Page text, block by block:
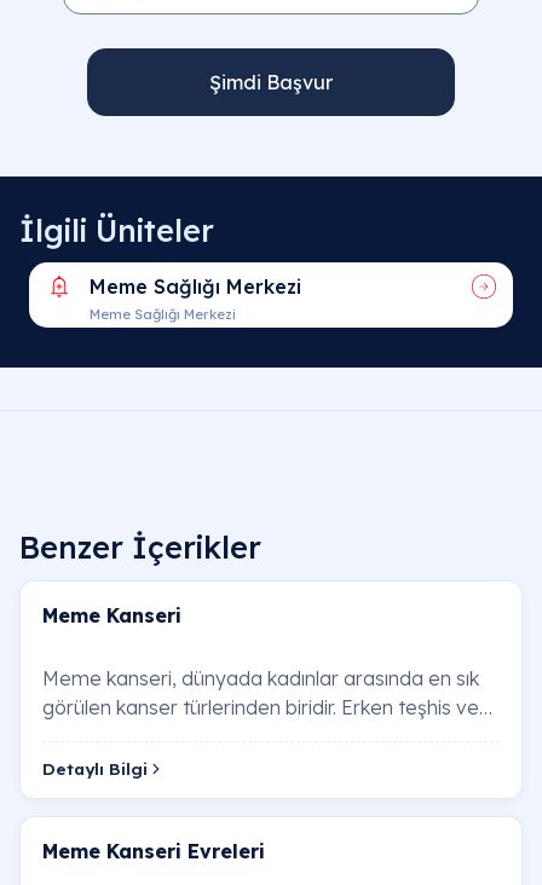
Şimdi Başvur
İlgili Üniteler
Meme Sağlığı Merkezi
Meme Sağlığı Merkezi
Benzer İçerikler
Meme Kanseri
Meme kanseri, dünyada kadınlar arasında en sık
görülen kanser türlerinden biridir. Erken teşhis ve
doğru tedavi yöntemleri sayesinde tedavi …
Detaylı Bilgi
Meme Kanseri Evreleri